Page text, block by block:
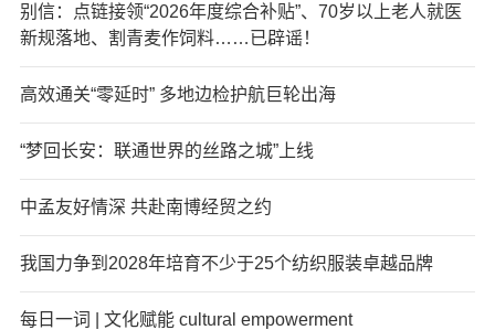
别信：点链接领“2026年度综合补贴”、70岁以上老人就医
新规落地、割青麦作饲料……已辟谣！
高效通关“零延时” 多地边检护航巨轮出海
“梦回长安：联通世界的丝路之城”上线
中孟友好情深 共赴南博经贸之约
我国力争到2028年培育不少于25个纺织服装卓越品牌
每日一词 | 文化赋能 cultural empowerment